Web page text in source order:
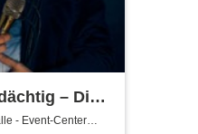
– Die
up-
- Event-Center